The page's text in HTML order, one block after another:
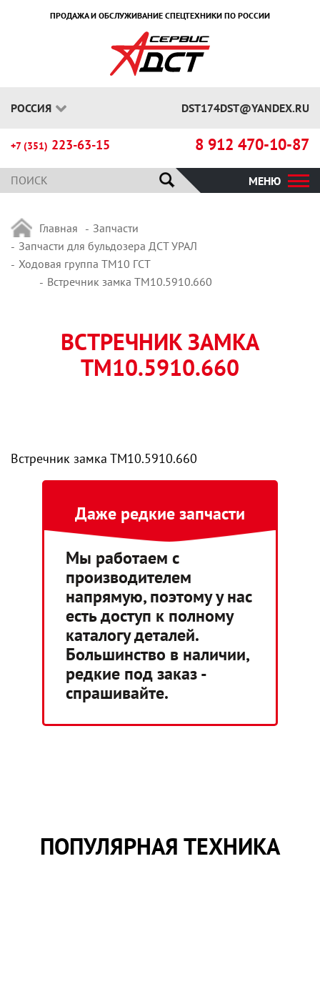
ПРОДАЖА И ОБСЛУЖИВАНИЕ СПЕЦТЕХНИКИ ПО РОССИИ
РОССИЯ DST174DST@YANDEX.RU
+7 (351) 223-63-15 8 912 470-10-87
МЕНЮ
Главная
Запчасти
Запчасти для бульдозера ДСТ УРАЛ
Ходовая группа ТМ10 ГСТ
Встречник замка ТМ10.5910.660
ВСТРЕЧНИК ЗАМКА
ТМ10.5910.660
Встречник замка ТМ10.5910.660
Даже редкие запчасти
Мы работаем с
производителем
напрямую, поэтому у нас
есть доступ к полному
каталогу деталей.
Большинство в наличии,
редкие под заказ -
спрашивайте.
ПОПУЛЯРНАЯ ТЕХНИКА